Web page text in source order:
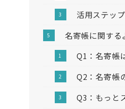
活用ステッ
名寄帳に関する
Q1：名寄帳
Q2：名寄帳
Q3：もっと